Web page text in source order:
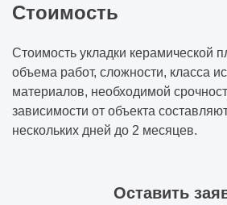
Стоимость
Стоимость укладки керамической
объема работ, сложности, класса
материалов, необходимой
зависимости от объекта
нескольких дней до 2 месяцев.
Оставить